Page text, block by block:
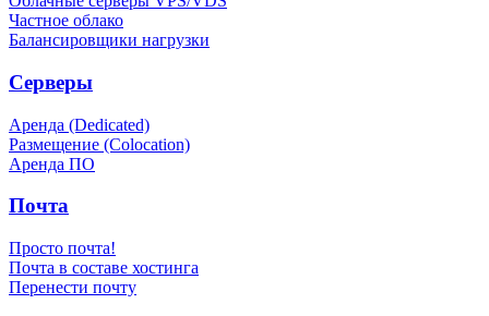
Частное облако
Балансировщики нагрузки
Серверы
Аренда (Dedicated)
Размещение (Colocation)
Аренда ПО
Почта
Просто почта!
Почта в составе хостинга
Перенести почту